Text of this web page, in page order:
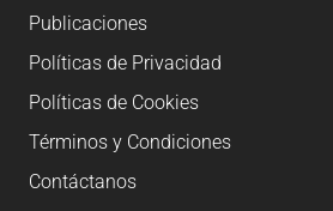
Publicaciones
Políticas de Privacidad
Políticas de Cookies
Términos y Condiciones
Contáctanos